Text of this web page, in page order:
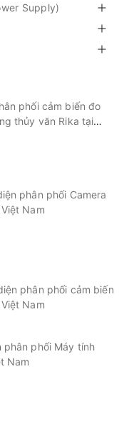
Supply)
phối cảm biến đo
thủy văn Rika tại
phân phối Camera
Nam
phân phối cảm biến
Nam
phân phối Máy tính
Nam